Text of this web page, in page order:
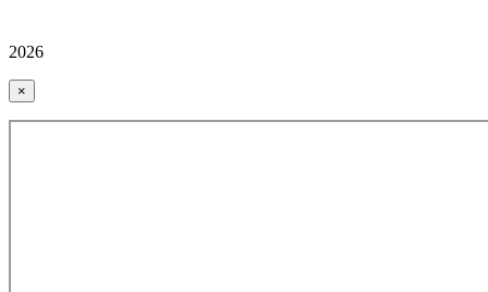
2026
×